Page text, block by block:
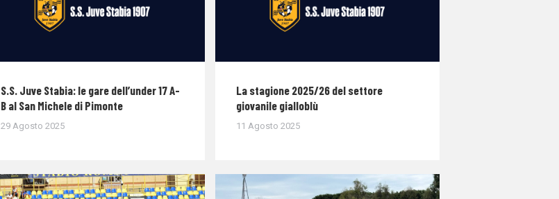
S.S. Juve Stabia: le gare dell’under 17 A-
B al San Michele di Pimonte
29 Agosto 2025
La stagione 2025/26 del settore
giovanile gialloblù
11 Agosto 2025